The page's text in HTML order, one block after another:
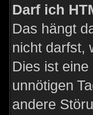
Darf ich
Das hängt
nicht darfst,
Dies ist eine
unnötigen
andere